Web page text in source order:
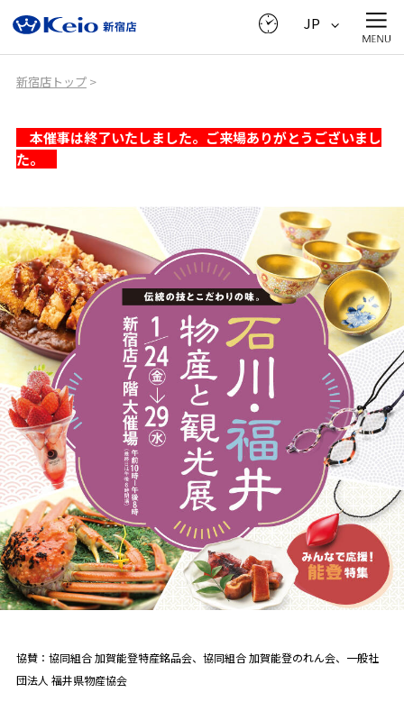
JP
新宿店トップ>
本催事は終了いたしました。ご来場ありがとうございまし
た。
協賛：協同組合 加賀能登特産銘品会、 協同組合 加賀能登のれん会、 一般社
団法人 福井県物産協会